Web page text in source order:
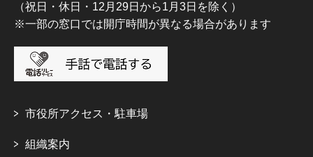
（祝日・休日・12月29日から1月3日を除く）
※一部の窓口では開庁時間が異なる場合があります
市役所アクセス・駐車場
組織案内